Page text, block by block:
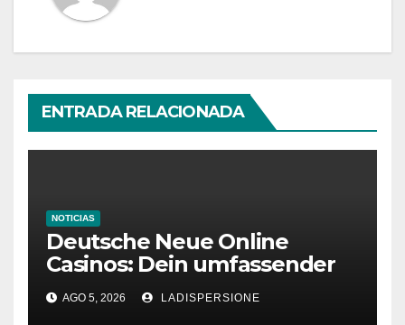
ENTRADA RELACIONADA
NOTICIAS
Deutsche Neue Online
Casinos: Dein umfassender
Ratgeber für moderne
Glücksspielplattformen
AGO 5, 2026 LADISPERSIONE